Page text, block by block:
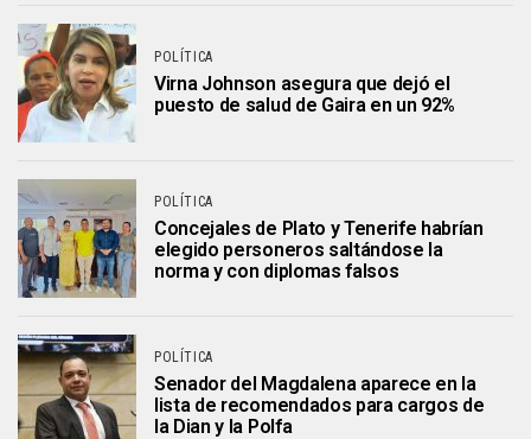
POLÍTICA
Virna Johnson asegura que dejó el
puesto de salud de Gaira en un 92%
POLÍTICA
Concejales de Plato y Tenerife habrían
elegido personeros saltándose la
norma y con diplomas falsos
POLÍTICA
Senador del Magdalena aparece en la
lista de recomendados para cargos de
la Dian y la Polfa